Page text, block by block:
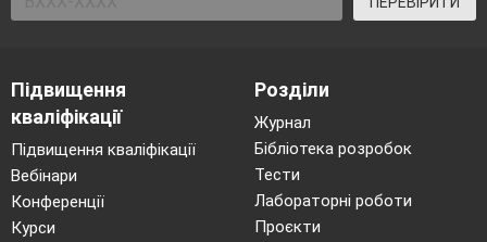
Підвищення
кваліфікації
Підвищення кваліфікації
Вебінари
Конференції
Курси
Розділи
Журнал
Бібліотека розробок
Тести
Лабораторні роботи
Проєкти